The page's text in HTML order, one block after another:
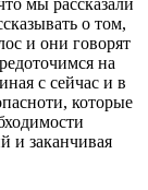
мы рассказали
о том,
и они говорят
на
с сейчас и в
которые
и заканчивая